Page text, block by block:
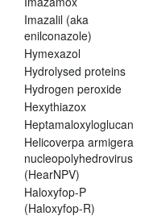
Imazalil (aka
enilconazole)
Hymexazol
Hydrolysed proteins
Hydrogen peroxide
Hexythiazox
Heptamaloxyloglucan
Helicoverpa armigera
nucleopolyhedrovirus
(HearNPV)
Haloxyfop-P
(Haloxyfop-R)